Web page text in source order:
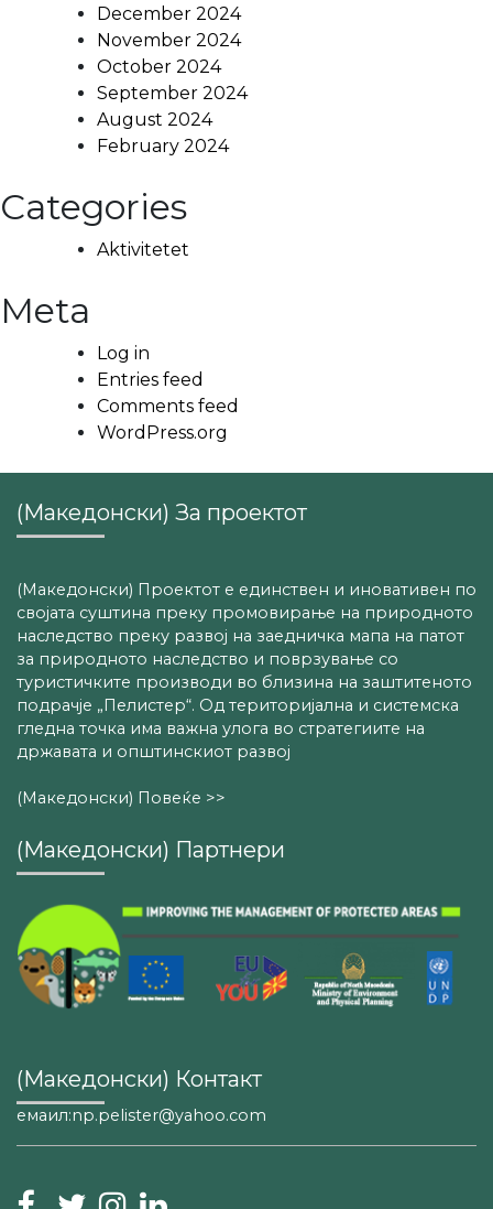
December 2024
November 2024
October 2024
September 2024
August 2024
February 2024
Categories
Aktivitetet
Meta
Log in
Entries feed
Comments feed
WordPress.org
(Македонски) За проектот
(Македонски) Проектот е единствен и иновативен по
својата суштина преку промовирање на природното
наследство преку развој на заедничка мапа на патот
за природното наследство и поврзување со
туристичките производи во близина на заштитеното
подрачје „Пелистер“. Од територијална и системска
гледна точка има важна улога во стратегиите на
државата и општинскиот развој
(Македонски) Повеќе >>
(Македонски) Партнери
(Македонски) Контакт
емаил:np.pelister@yahoo.com